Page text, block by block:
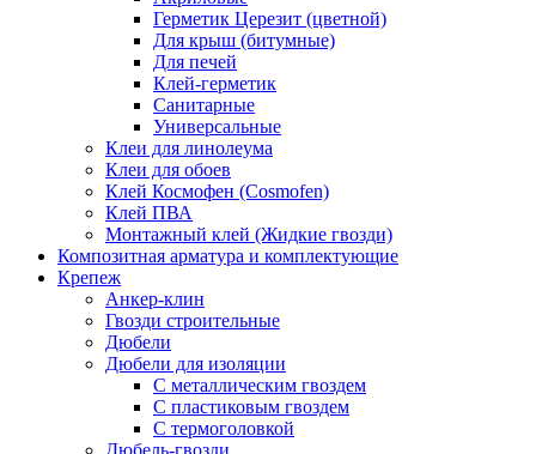
Герметик Церезит (цветной)
Для крыш (битумные)
Для печей
Клей-герметик
Санитарные
Универсальные
Клеи для линолеума
Клеи для обоев
Клей Космофен (Cosmofen)
Клей ПВА
Монтажный клей (Жидкие гвозди)
Композитная арматура и комплектующие
Крепеж
Анкер-клин
Гвозди строительные
Дюбели
Дюбели для изоляции
С металлическим гвоздем
С пластиковым гвоздем
С термоголовкой
Дюбель-гвозди